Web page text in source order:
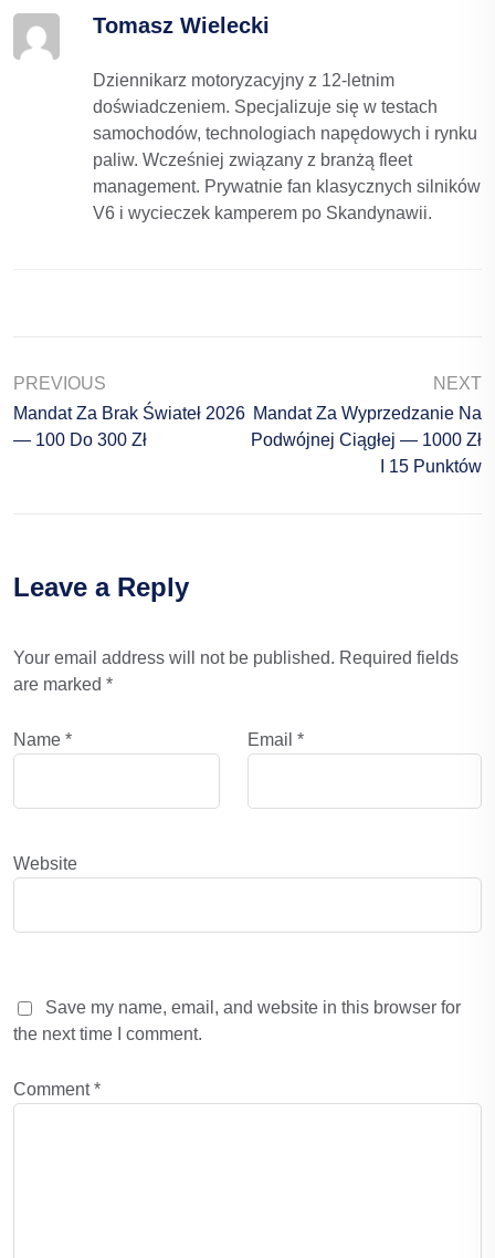
Tomasz Wielecki
Dziennikarz motoryzacyjny z 12-letnim
doświadczeniem. Specjalizuje się w testach
samochodów, technologiach napędowych i rynku
paliw. Wcześniej związany z branżą fleet
management. Prywatnie fan klasycznych silników
V6 i wycieczek kamperem po Skandynawii.
PREVIOUS
Mandat Za Brak Świateł 2026
— 100 Do 300 Zł
NEXT
Mandat Za Wyprzedzanie Na
Podwójnej Ciągłej — 1000 Zł
I 15 Punktów
Leave a Reply
Your email address will not be published. Required fields
are marked *
Name * Email *
Website
Save my name, email, and website in this browser for
the next time I comment.
Comment*